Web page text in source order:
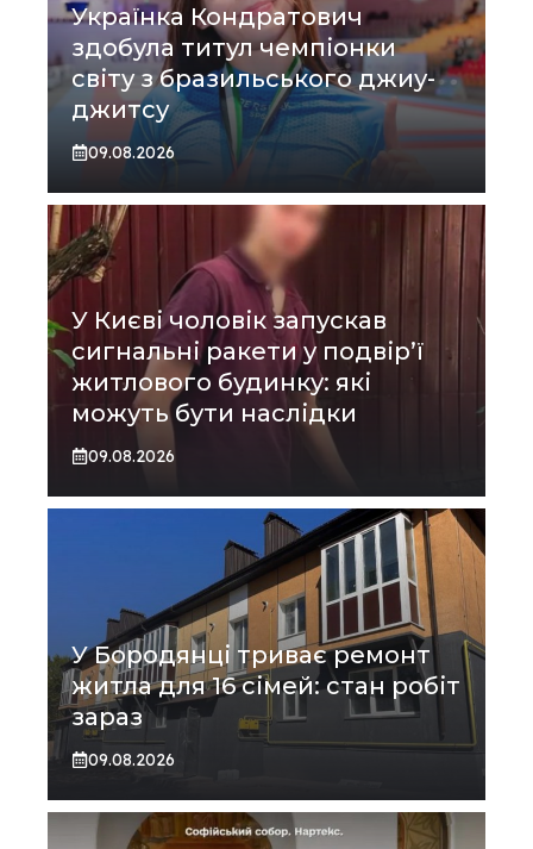
Українка Кондратович
здобула титул чемпіонки
світу з бразильського джиу-
джитсу
09.08.2026
У Києві чоловік запускав
сигнальні ракети у подвір’ї
житлового будинку: які
можуть бути наслідки
09.08.2026
У Бородянці триває ремонт
житла для 16 сімей: стан робіт
зараз
09.08.2026